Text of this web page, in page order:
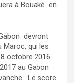
à Bouaké en
devront
Maroc, qui les
octobre 2016.
au Gabon
Le score